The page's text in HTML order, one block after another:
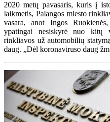
2020 metų pavasaris, kuris į
laikmetis, Palangos miesto
vasara, anot Ingos
ypatingai nesiskyrė nuo kitų
rinkliavos už automobilių
daug. „Dėl koronaviruso daug